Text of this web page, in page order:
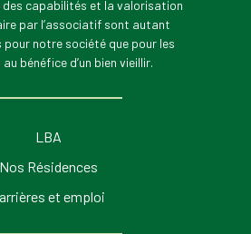
des capabilités et la valorisation
par l’associatif sont autant
pour notre société que pour les
bénéfice d’un bien vieillir.
LBA
Nos Résidences
et emploi